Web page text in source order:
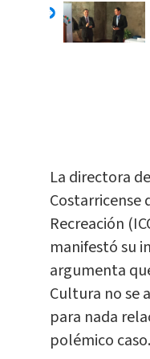
La directora
Costarricense
Recreación
manifestó su
argumenta
Cultura no se
para nada
polémico caso.